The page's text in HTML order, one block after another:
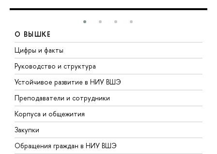
О ВЫШКЕ
Цифры и факты
Руководство и структура
Устойчивое развитие в НИУ ВШЭ
Преподаватели и сотрудники
Корпуса и общежития
Закупки
Обращения граждан в НИУ ВШЭ